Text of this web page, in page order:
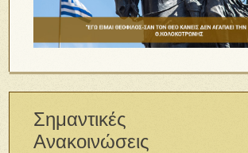
Σημαντικές
Ανακοινώσεις